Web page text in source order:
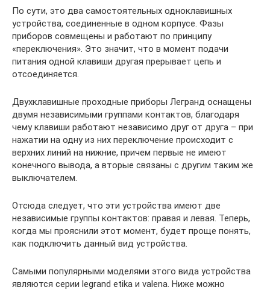
По сути, это два самостоятельных одноклавишных
устройства, соединенные в одном корпусе. Фазы
приборов совмещены и работают по принципу
«переключения». Это значит, что в момент подачи
питания одной клавиши другая прерывает цепь и
отсоединяется.
Двухклавишные проходные приборы Легранд оснащены
двумя независимыми группами контактов, благодаря
чему клавиши работают независимо друг от друга – при
нажатии на одну из них переключение происходит с
верхних линий на нижние, причем первые не имеют
конечного вывода, а вторые связаны с другим таким же
выключателем.
Отсюда следует, что эти устройства имеют две
независимые группы контактов: правая и левая. Теперь,
когда мы прояснили этот момент, будет проще понять,
как подключить данный вид устройства.
Самыми популярными моделями этого вида устройства
являются серии legrand etika и valena. Ниже можно